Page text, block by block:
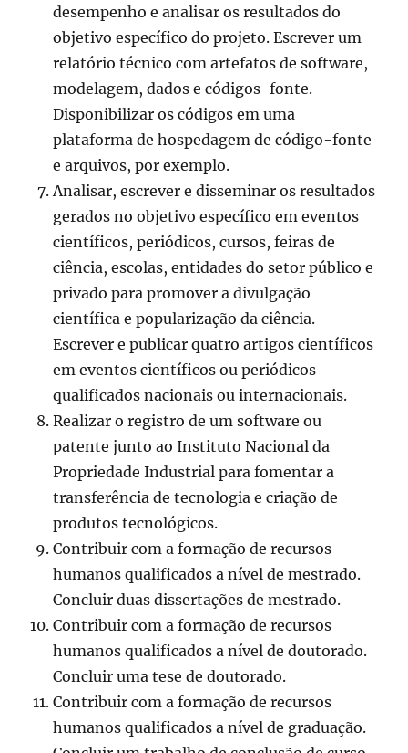
desempenho e analisar os resultados do
objetivo específico do projeto. Escrever um
relatório técnico com artefatos de software,
modelagem, dados e códigos-fonte.
Disponibilizar os códigos em uma
plataforma de hospedagem de código-fonte
e arquivos, por exemplo.
Analisar, escrever e disseminar os resultados
gerados no objetivo específico em eventos
científicos, periódicos, cursos, feiras de
ciência, escolas, entidades do setor público e
privado para promover a divulgação
científica e popularização da ciência.
Escrever e publicar quatro artigos científicos
em eventos científicos ou periódicos
qualificados nacionais ou internacionais.
Realizar o registro de um software ou
patente junto ao Instituto Nacional da
Propriedade Industrial para fomentar a
transferência de tecnologia e criação de
produtos tecnológicos.
Contribuir com a formação de recursos
humanos qualificados a nível de mestrado.
Concluir duas dissertações de mestrado.
Contribuir com a formação de recursos
humanos qualificados a nível de doutorado.
Concluir uma tese de doutorado.
Contribuir com a formação de recursos
humanos qualificados a nível de graduação.